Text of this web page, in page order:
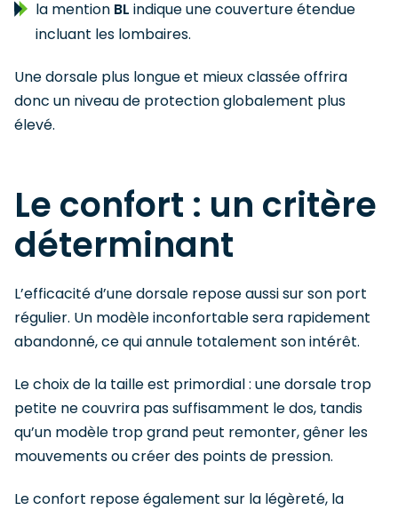
la mention BL indique une couverture étendue
incluant les lombaires.
Une dorsale plus longue et mieux classée offrira
donc un niveau de protection globalement plus
élevé.
Le confort : un critère
déterminant
L’efficacité d’une dorsale repose aussi sur son port
régulier. Un modèle inconfortable sera rapidement
abandonné, ce qui annule totalement son intérêt.
Le choix de la taille est primordial : une dorsale trop
petite ne couvrira pas suffisamment le dos, tandis
qu’un modèle trop grand peut remonter, gêner les
mouvements ou créer des points de pression.
Le confort repose également sur la légèreté, la